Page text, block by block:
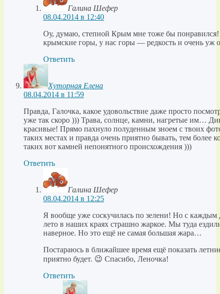
Галина Шефер
08.04.2014 в 12:40
Оу, думаю, степной Крым мне тоже бы
крымские горы, у нас горы — редкость и очень уж
Ответить
Хуторная Елена
08.04.2014 в 11:59
Правда, Галочка, какое удовольствие даже просто
уже так скоро ))) Трава, солнце, камни, нагретые им…
красивые! Прямо пахнуло полуденным зноем с твоих
таких местах и правда очень приятно бывать, тем более
таких вот камней непонятного происхождения )))
Ответить
Галина Шефер
08.04.2014 в 12:25
Я вообще уже соскучилась по зелени! Но с каждым
лето в наших краях страшно жаркое. Мы туда
наверное. Но это ещё не самая большая жара…
Постараюсь в ближайшее время ещё показать
приятно будет. 😉 Спасибо, Леночка!
Ответить